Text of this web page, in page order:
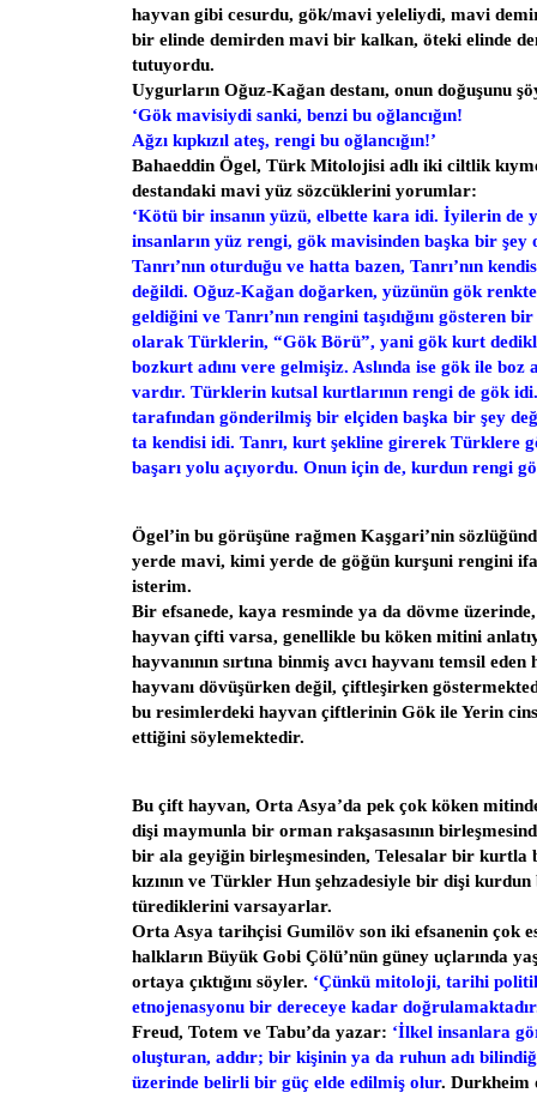
hayvan gibi cesurdu, gök/mavi yeleliydi, mavi
bir elinde demirden mavi bir kalkan, öteki elinde
tutuyordu.
Uygurların Oğuz-Kağan destanı, onun doğuşunu
‘Gök mavisiydi sanki, benzi bu oğlancığın!
Ağzı kıpkızıl ateş, rengi bu oğlancığın!’
Bahaeddin Ögel, Türk Mitolojisi adlı iki ciltlik
destandaki mavi yüz sözcüklerini yorumlar:
‘Kötü bir insanın yüzü, elbette kara idi. İyilerin de
insanların yüz rengi, gök mavisinden başka bir şey
Tanrı’nın oturduğu ve hatta bazen, Tanrı’nın
değildi. Oğuz-Kağan doğarken, yüzünün gök
geldiğini ve Tanrı’nın rengini taşıdığını gösteren
olarak Türklerin, “Gök Börü”, yani gök kurt
bozkurt adını vere gelmişiz. Aslında ise gök ile boz
vardır. Türklerin kutsal kurtlarının rengi de gök
tarafından gönderilmiş bir elçiden başka bir şey
ta kendisi idi. Tanrı, kurt şekline girerek Türklere
başarı yolu açıyordu. Onun için de, kurdun rengi
Ögel’in bu görüşüne rağmen Kaşgari’nin
yerde mavi, kimi yerde de göğün kurşuni rengini
isterim.
Bir efsanede, kaya resminde ya da dövme
hayvan çifti varsa, genellikle bu köken mitini
hayvanının sırtına binmiş avcı hayvanı temsil
hayvanı dövüşürken değil, çiftleşirken
bu resimlerdeki hayvan çiftlerinin Gök ile Yerin
ettiğini söylemektedir.
Bu çift hayvan, Orta Asya’da pek çok köken
dişi maymunla bir orman rakşasasının
bir ala geyiğin birleşmesinden, Telesalar bir kurtla
kızının ve Türkler Hun şehzadesiyle bir dişi
türediklerini varsayarlar.
Orta Asya tarihçisi Gumilöv son iki efsanenin çok
halkların Büyük Gobi Çölü’nün güney uçlarında
ortaya çıktığını söyler. ‘Çünkü mitoloji, tarihi
etnojenasyonu bir dereceye kadar
Freud, Totem ve Tabu’da yazar: ‘İlkel insanlara
oluşturan, addır; bir kişinin ya da ruhun adı
üzerinde belirli bir güç elde edilmiş olur. Durkheim